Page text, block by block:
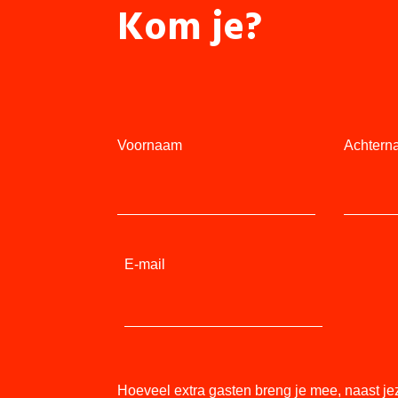
Kom je?
Voornaam
E-mail
Hoeveel extra gasten breng je mee, naast